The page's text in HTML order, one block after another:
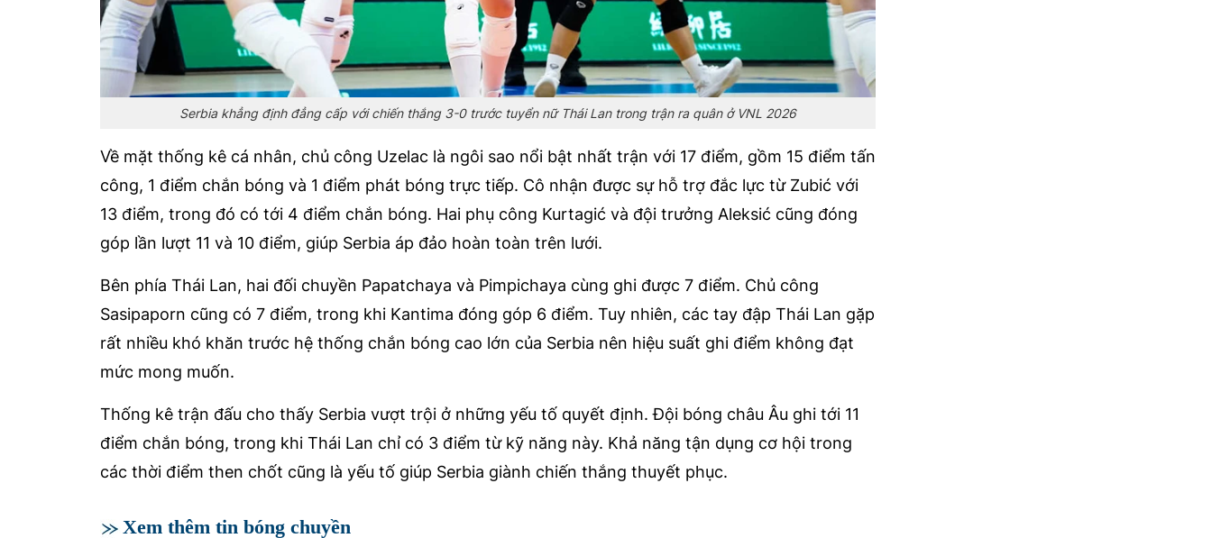
Serbia khẳng định đẳng cấp với chiến thắng 3-0 trước tuyển nữ Thái Lan trong trận ra quân ở VNL 2026
Về mặt thống kê cá nhân, chủ công Uzelac là ngôi sao nổi bật nhất trận với 17 điểm, gồm 15 điểm tấn
công, 1 điểm chắn bóng và 1 điểm phát bóng trực tiếp. Cô nhận được sự hỗ trợ đắc lực từ Zubić với
13 điểm, trong đó có tới 4 điểm chắn bóng. Hai phụ công Kurtagić và đội trưởng Aleksić cũng đóng
góp lần lượt 11 và 10 điểm, giúp Serbia áp đảo hoàn toàn trên lưới.
Bên phía Thái Lan, hai đối chuyền Papatchaya và Pimpichaya cùng ghi được 7 điểm. Chủ công
Sasipaporn cũng có 7 điểm, trong khi Kantima đóng góp 6 điểm. Tuy nhiên, các tay đập Thái Lan gặp
rất nhiều khó khăn trước hệ thống chắn bóng cao lớn của Serbia nên hiệu suất ghi điểm không đạt
mức mong muốn.
Thống kê trận đấu cho thấy Serbia vượt trội ở những yếu tố quyết định. Đội bóng châu Âu ghi tới 11
điểm chắn bóng, trong khi Thái Lan chỉ có 3 điểm từ kỹ năng này. Khả năng tận dụng cơ hội trong
các thời điểm then chốt cũng là yếu tố giúp Serbia giành chiến thắng thuyết phục.
Xem thêm tin bóng chuyền